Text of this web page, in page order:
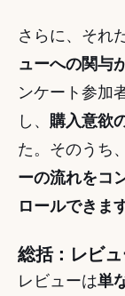
さらに、それ
ューへの関与
ンケート参加
し、 購入意欲
た。そのうち、
ーの流れをコ
ロールできま
総括：レビ
レビューは単